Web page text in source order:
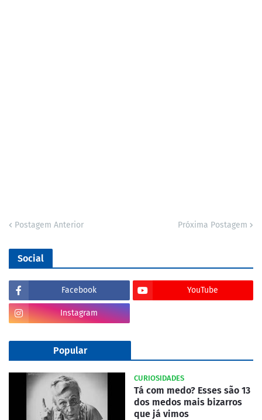
Postagem Anterior Próxima Postagem
Social
Facebook YouTube
Instagram
Popular
CURIOSIDADES
Tá com medo? Esses são 13
dos medos mais bizarros
que já vimos